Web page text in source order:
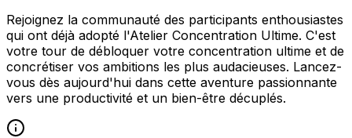
Rejoignez la communauté des participants enthousiastes
qui ont déjà adopté l'Atelier Concentration Ultime. C'est
votre tour de débloquer votre concentration ultime et de
concrétiser vos ambitions les plus audacieuses. Lancez-
vous dès aujourd'hui dans cette aventure passionnante
vers une productivité et un bien-être décuplés.